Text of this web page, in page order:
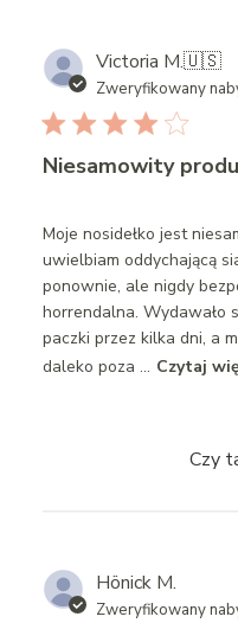
Victoria M.🇺🇸
Zweryfikowany
Niesamowity
Moje nosidełko jest
uwielbiam oddychającą
ponownie, ale nigdy
horrendalna. Wydawało
paczki przez kilka dni, a
daleko poza ... Czytaj
Czy
Hönick M.
Zweryfikowany